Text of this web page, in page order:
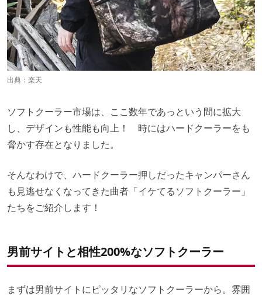
出典： 楽天
ソフトクーラー市場は、ここ数年であっという間に拡大
し、デザインも性能も向上！ 時にはハードクーラーをも
脅かす存在となりました。
そんなわけで、ハードクーラー押しだったキャンパーさん
も見逃せなくなってきた曲者「イケてるソフトクーラー」
たちをご紹介します！
男前サイトと相性200%なソフトクーラー
まずは男前サイトにピッタリなソフトクーラーから。雰囲